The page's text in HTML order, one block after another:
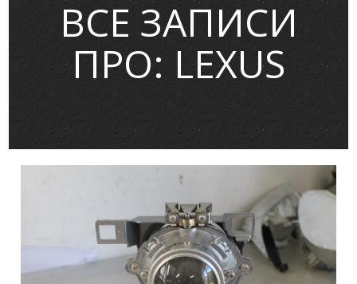
ВСЕ ЗАПИСИ
ПРО: LEXUS